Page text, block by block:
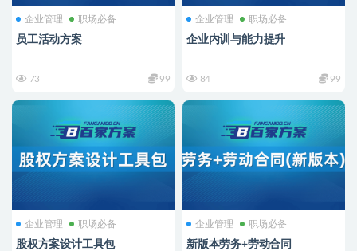
企业管理 职场必备
员工活动方案
73 99
企业管理 职场必备
企业内训与能力提升
84 99
企业管理 职场必备
股权方案设计工具包
企业管理 职场必备
新版本劳务+劳动合同